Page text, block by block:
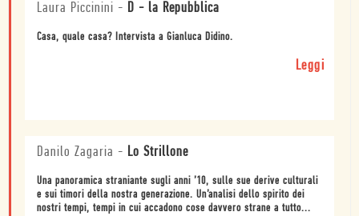
Laura Piccinini - D - la Repubblica
Casa, quale casa? Intervista a Gianluca Didino.
Leggi
Danilo Zagaria - Lo Strillone
Una panoramica straniante sugli anni ’10, sulle sue derive culturali
e sui timori della nostra generazione. Un’analisi dello spirito dei
nostri tempi, tempi in cui accadono cose davvero strane a tutto...